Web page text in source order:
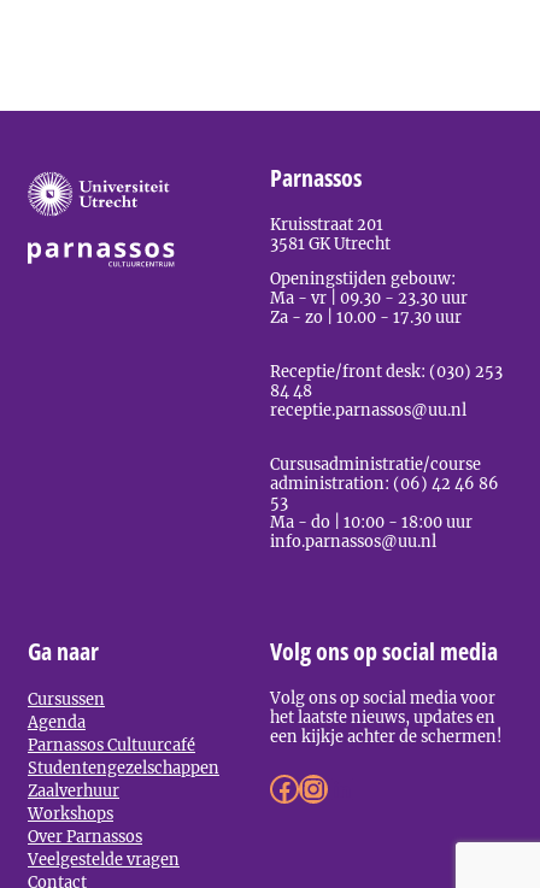
Parnassos
Kruisstraat 201
3581 GK Utrecht
Openingstijden gebouw:
Ma - vr | 09.30 - 23.30 uur
Za - zo | 10.00 - 17.30 uur
Receptie/front desk: (030) 253
84 48
receptie.parnassos@uu.nl
Cursusadministratie/course
administration: (06) 42 46 86
53
Ma - do | 10:00 - 18:00 uur
info.parnassos@uu.nl
Ga naar
Cursussen
Agenda
Parnassos Cultuurcafé
Studentengezelschappen
Zaalverhuur
Workshops
Over Parnassos
Veelgestelde vragen
Contact
Volg ons op social media
Volg ons op social media voor
het laatste nieuws, updates en
een kijkje achter de schermen!
Facebook InstagramLinkedIn